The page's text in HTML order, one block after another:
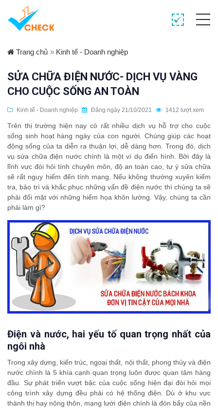
Trang chủ » Kinh tế - Doanh nghiệp
SỬA CHỮA ĐIỆN NƯỚC- DỊCH VỤ VÀNG
CHO CUỘC SỐNG AN TOÀN
Kinh tế - Doanh nghiệp Đăng ngày 21/10/2021 1412 lượt xem
Trên thị trường hiện nay có rất nhiều dịch vụ hỗ trợ cho cuộc
sống sinh hoạt hàng ngày của con người. Chúng giúp các hoạt
động sống của ta diễn ra thuận lợi, dễ dàng hơn. Trong đó, dịch
vụ sửa chữa điện nước chính là một ví dụ điển hình. Bởi đây là
lĩnh vực đòi hỏi tính chuyên môn, độ an toàn cao, tự ý sửa chữa
sẽ rất nguy hiểm đến tính mạng. Nếu không thường xuyên kiểm
tra, bảo trì và khắc phục những vấn đề điện nước thì chúng ta sẽ
phải đối mặt với những hiểm họa khôn lường. Vậy, chúng ta cần
phải làm gì?
Điện và nước, hai yếu tố quan trọng nhất của
ngôi nhà
Trong xây dựng, kiến trúc, ngoại thất, nội thất, phong thủy và điện
nước chính là 5 khía cạnh quan trọng luôn được quan tâm hàng
đầu. Sự phát triển vượt bậc của cuộc sống hiện đại đòi hỏi mọi
công trình xây dựng đều phải có hệ thống điện. Dù ở khu vực
thành thị hay nông thôn, mạng lưới điện chính là đòn bẩy của nền